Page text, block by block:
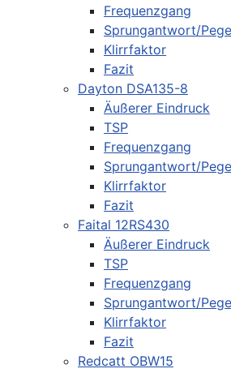
Frequenzgang
Sprungantwort/
Klirrfaktor
Fazit
Dayton DSA135-8
Äußerer Eindruck
TSP
Frequenzgang
Sprungantwort/
Klirrfaktor
Fazit
Faital 12RS430
Äußerer Eindruck
TSP
Frequenzgang
Sprungantwort/
Klirrfaktor
Fazit
Redcatt OBW15